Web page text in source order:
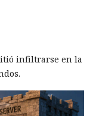
infiltrarse en la